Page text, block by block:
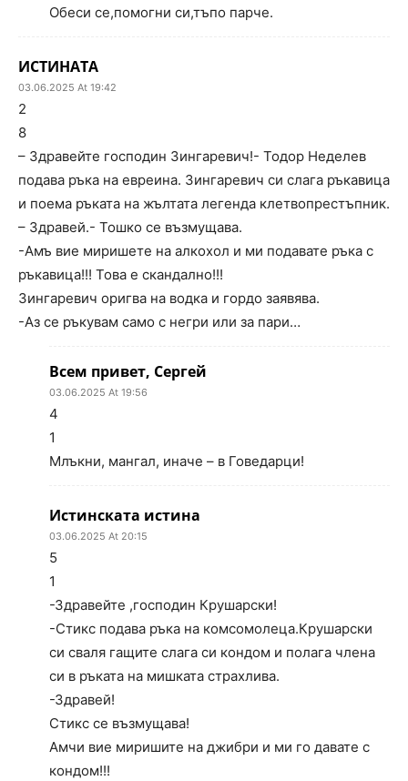
Обеси се,помогни си,тъпо парче.
ИСТИНАТА
03.06.2025 At 19:42
2
8
– Здравейте господин Зингаревич!- Тодор Неделев
подава ръка на евреина. Зингаревич си слага ръкавица
и поема ръката на жълтата легенда клетвопрестъпник.
– Здравей.- Тошко се възмущава.
-Амъ вие миришете на алкохол и ми подавате ръка с
ръкавица!!! Това е скандално!!!
Зингаревич оригва на водка и гордо заявява.
-Аз се ръкувам само с негри или за пари…
Всем привет, Сергей
03.06.2025 At 19:56
4
1
Млъкни, мангал, иначе – в Говедарци!
Истинската истина
03.06.2025 At 20:15
5
1
-Здравейте ,господин Крушарски!
-Стикс подава ръка на комсомолеца.Крушарски
си сваля гащите слага си кондом и полага члена
си в ръката на мишката страхлива.
-Здравей!
Стикс се възмущава!
Амчи вие миришите на джибри и ми го давате с
кондом!!!